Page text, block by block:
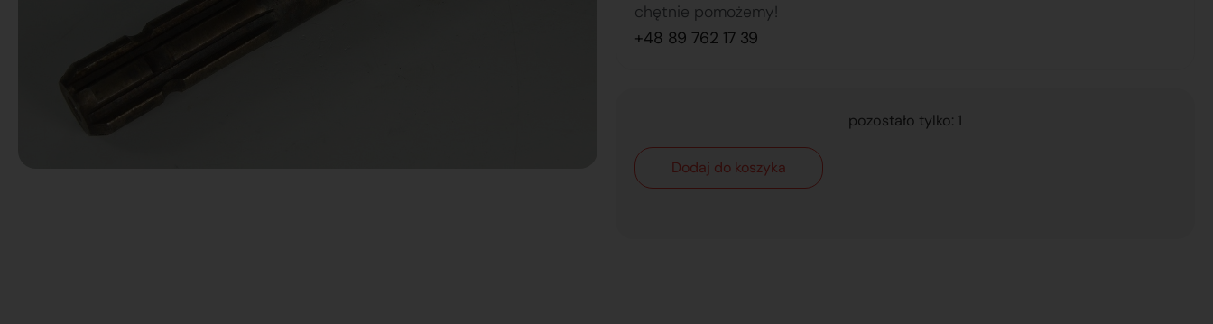
chętnie pomożemy!
+48 89 762 17 39
pozostało tylko: 1
Dodaj do koszyka